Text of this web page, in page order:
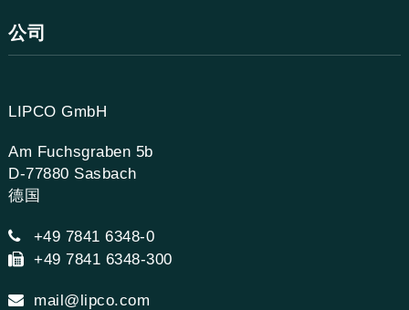
公司
LIPCO GmbH
Am Fuchsgraben 5b
D-77880 Sasbach
德国
+49 7841 6348-0
+49 7841 6348-300
mail@lipco.com